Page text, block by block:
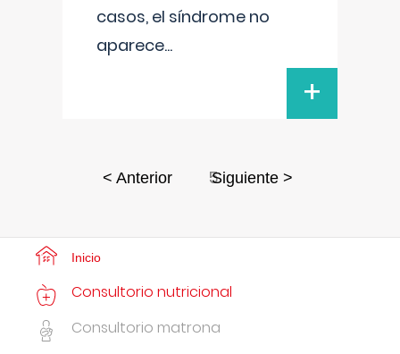
casos, el síndrome no
aparece...
+
< Anterior 5
Siguiente >
Inicio
Consultorio nutricional
Consultorio matrona